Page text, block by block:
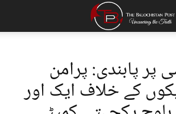
پابندی: پرامن
کے خلاف ایک اور